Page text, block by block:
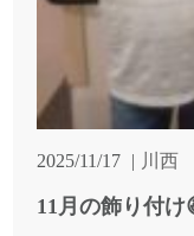
2025/11/17 川西
11月の飾り付